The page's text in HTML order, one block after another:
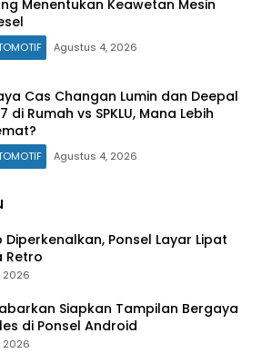
Menentukan Keawetan Mesin
Agustus 4, 2026
Cas Changan Lumin dan Deepal
di Rumah vs SPKLU, Mana Lebih
Agustus 4, 2026
Diperkenalkan, Ponsel Layar Lipat
Retro
2026
Siapkan Tampilan Bergaya
di Ponsel Android
2026